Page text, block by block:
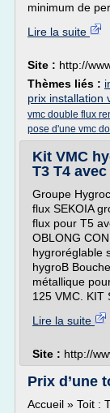
minimum de
Lire la suite
Site : http://
Thèmes liés :
prix installation
vmc double flux
pose d'une vmc
Kit VMC
T3 T4 avec
Groupe
flux SEKOIA
flux pour T5
OBLONG
hygroréglable
hygroB
métallique
125 VMC. KIT
Lire la suite
Site : http://
Prix d’une
Accueil » Toit :